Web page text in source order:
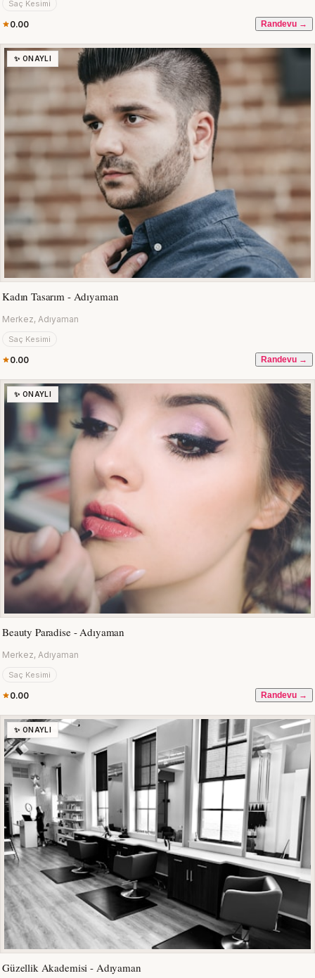
Saç Kesimi
0.00 Randevu →
✨ ONAYLI
Kadın Tasarım - Adıyaman
Merkez, Adıyaman
Saç Kesimi
0.00 Randevu →
✨ ONAYLI
Beauty Paradise - Adıyaman
Merkez, Adıyaman
Saç Kesimi
0.00 Randevu →
✨ ONAYLI
Güzellik Akademisi - Adıyaman